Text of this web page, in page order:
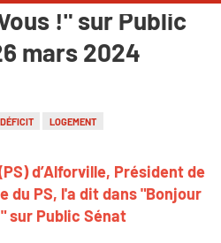
!" sur Public
mars 2024
DÉFICIT LOGEMENT
d’Alforville, Président de
du PS, l'a dit dans "Bonjour
sur Public Sénat